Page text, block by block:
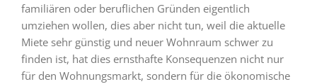
familiären oder beruflichen Gründen eigentlich
umziehen wollen, dies aber nicht tun, weil die aktuelle
Miete sehr günstig und neuer Wohnraum schwer zu
finden ist, hat dies ernsthafte Konsequenzen nicht nur
für den Wohnungsmarkt, sondern für die ökonomische